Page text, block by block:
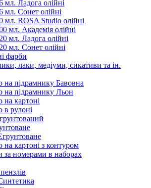
мл. Ладога олійні
мл. Сонет олійні
мл. ROSA Studio олійні
мл. Академія олійні
мл. Ладога олійні
мл. Сонет олійні
фарби
лаки, медіуми, сикативи та ін.
на підрамнику Бавовна
на підрамнику Льон
на картоні
в рулоні
на картоні з контуром
за номерами в наборах